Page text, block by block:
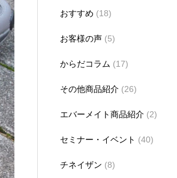
おすすめ (18)
お客様の声 (5)
からだコラム (17)
その他商品紹介 (26)
エバーメイト商品紹介 (2)
セミナー・イベント (40)
チネイザン (8)